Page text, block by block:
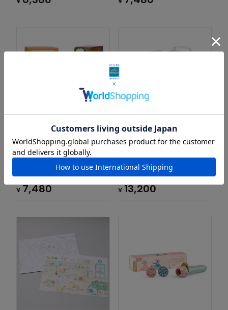
「ミヌーシュカ」ねこのレオン
¥ 7,480
「プルミエ・エトワール」バレ
3歳頃～
¥ 13,200